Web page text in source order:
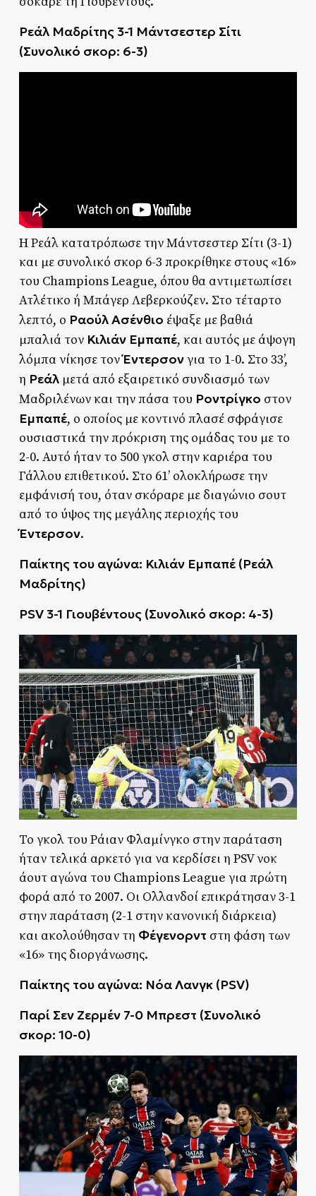
Ρεάλ Μαδρίτης 3-1 Μάντσεστερ Σίτι
(Συνολικό σκορ: 6-3)
H Ρεάλ κατατρόπωσε την Μάντσεστερ Σίτι (3-1)
και με συνολικό σκορ 6-3 προκρίθηκε στους «16»
του Champions League, όπου θα αντιμετωπίσει
Ατλέτικο ή Μπάγερ Λεβερκούζεν. Στο τέταρτο
λεπτό, ο Ραούλ Ασένθιο έψαξε με βαθιά
μπαλιά τον Κιλιάν Εμπαπέ, και αυτός με άψογη
λόμπα νίκησε τονΈντερσονγια το 1-0. Στο 33’,
η Ρεάλ μετά από εξαιρετικό συνδιασμό των
Μαδριλένων και την πάσα του Ροντρίγκο στον
Εμπαπέ, ο οποίος με κοντινό πλασέ σφράγισε
ουσιαστικά την πρόκριση της ομάδας του με το
2-0. Αυτό ήταν το 500 γκολ στην καριέρα του
Γάλλου επιθετικού. Στο 61’ ολοκλήρωσε την
εμφάνισή του, όταν σκόραρε με διαγώνιο σουτ
από το ύψος της μεγάλης περιοχής του
Έντερσον.
Παίκτης του αγώνα: Κιλιάν Εμπαπέ (Ρεάλ
Μαδρίτης)
PSV 3-1 Γιουβέντους (Συνολικό σκορ: 4-3)
Το γκολ του Ράιαν Φλαμίνγκο στην παράταση
ήταν τελικά αρκετό για να κερδίσει η PSV νοκ
άουτ αγώνα του Champions League για πρώτη
φορά από το 2007. Οι Ολλανδοί επικράτησαν 3-1
στην παράταση (2-1 στην κανονική διάρκεια)
και ακολούθησαν τη Φέγενορντ στη φάση των
«16» της διοργάνωσης.
Παίκτης του αγώνα: Νόα Λανγκ (PSV)
Παρί Σεν Ζερμέν 7-0 Μπρεστ (Συνολικό
σκορ: 10-0)